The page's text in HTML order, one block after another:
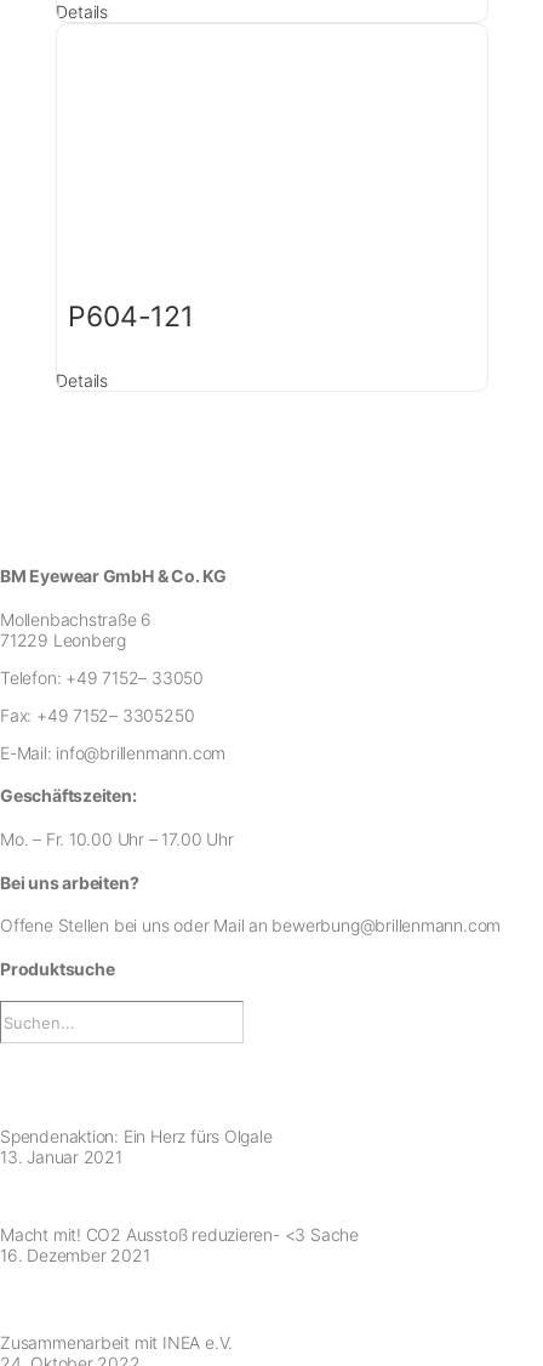
Details
P604-121
Details
BM Eyewear GmbH & Co. KG
Mollenbachstraße 6
71229 Leonberg
Telefon: +49 7152– 33050
Fax: +49 7152– 3305250
E-Mail: info@brillenmann.com
Geschäftszeiten:
Mo. – Fr. 10.00 Uhr – 17.00 Uhr
Bei uns arbeiten?
Offene Stellen bei unsoder Mail an bewerbung@brillenmann.com
Produktsuche
Spendenaktion: Ein Herz fürs Olgale
13. Januar 2021
Macht mit! CO2 Ausstoß reduzieren- <3 Sache
16. Dezember 2021
Zusammenarbeit mit INEA e.V.